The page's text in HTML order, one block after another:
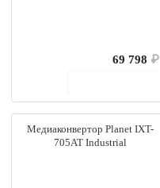
69 798 ₽
Медиаконвертор Planet IXT-
705AT Industrial